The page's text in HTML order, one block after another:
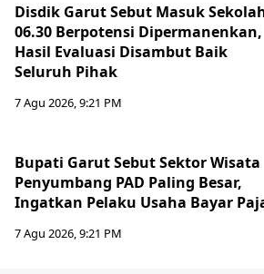
Disdik Garut Sebut Masuk
06.30 Berpotensi Dipermanenkan,
Hasil Evaluasi Disambut Baik
Seluruh Pihak
7 Agu 2026, 9:21 PM
Bupati Garut Sebut Sektor Wisata
Penyumbang PAD Paling Besar,
Ingatkan Pelaku Usaha Bayar
7 Agu 2026, 9:21 PM